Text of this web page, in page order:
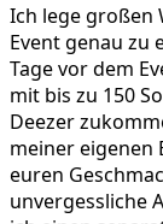
Ich lege großen
Event genau zu
Tage vor dem
mit bis zu 150
Deezer
meiner eigenen
euren
unvergessliche